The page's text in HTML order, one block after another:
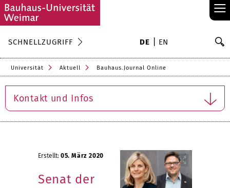
≡
SCHNELLZUGRIFF DE EN
Universität Aktuell Bauhaus.Journal Online
Kontakt und Infos
Erstellt: 05. März 2020
Senat der